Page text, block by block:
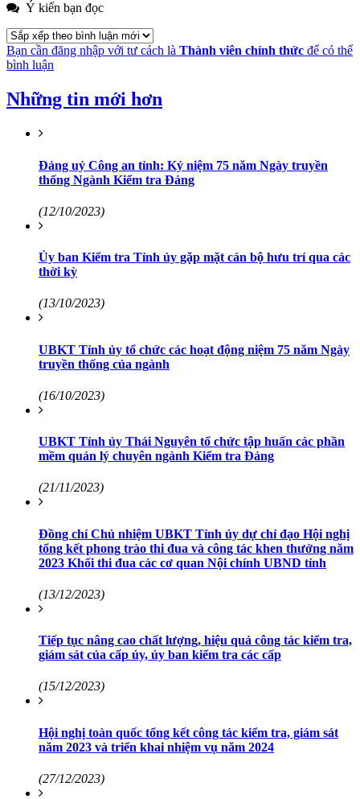
Ý kiến bạn đọc
Bạn cần đăng nhập với tư cách là Thành viên chính thức để có thể
bình luận
Những tin mới hơn
Đảng uỷ Công an tỉnh: Kỷ niệm 75 năm Ngày truyền
thống Ngành Kiểm tra Đảng
(12/10/2023)
Ủy ban Kiểm tra Tỉnh ủy gặp mặt cán bộ hưu trí qua các
thời kỳ
(13/10/2023)
UBKT Tỉnh ủy tổ chức các hoạt động niệm 75 năm Ngày
truyền thống của ngành
(16/10/2023)
UBKT Tỉnh ủy Thái Nguyên tổ chức tập huấn các phần
mềm quản lý chuyên ngành Kiểm tra Đảng
(21/11/2023)
Đồng chí Chủ nhiệm UBKT Tỉnh ủy dự chỉ đạo Hội nghị
tổng kết phong trào thi đua và công tác khen thưởng năm
2023 Khối thi đua các cơ quan Nội chính UBND tỉnh
(13/12/2023)
Tiếp tục nâng cao chất lượng, hiệu quả công tác kiểm tra,
giám sát của cấp ủy, ủy ban kiểm tra các cấp
(15/12/2023)
Hội nghị toàn quốc tổng kết công tác kiểm tra, giám sát
năm 2023 và triển khai nhiệm vụ năm 2024
(27/12/2023)